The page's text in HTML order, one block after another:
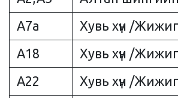
A7a
Хувь хүн /
A18
Хувь хүн /
A22
Хувь хүн /